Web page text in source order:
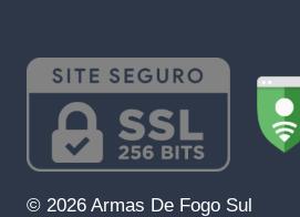
© 2026 Armas De Fogo Sul